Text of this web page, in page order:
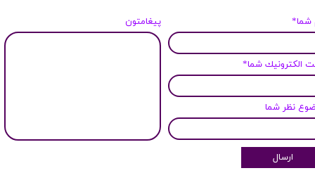
شما*
الكترونيك شما*
نظر شما
پیغامتون
ارسال